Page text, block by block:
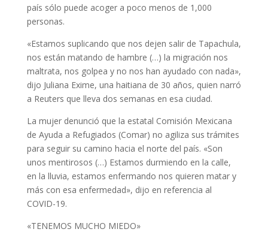
país sólo puede acoger a poco menos de 1,000
personas.
«Estamos suplicando que nos dejen salir de Tapachula,
nos están matando de hambre (…) la migración nos
maltrata, nos golpea y no nos han ayudado con nada»,
dijo Juliana Exime, una haitiana de 30 años, quien narró
a Reuters que lleva dos semanas en esa ciudad.
La mujer denunció que la estatal Comisión Mexicana
de Ayuda a Refugiados (Comar) no agiliza sus trámites
para seguir su camino hacia el norte del país. «Son
unos mentirosos (…) Estamos durmiendo en la calle,
en la lluvia, estamos enfermando nos quieren matar y
más con esa enfermedad», dijo en referencia al
COVID-19.
«TENEMOS MUCHO MIEDO»